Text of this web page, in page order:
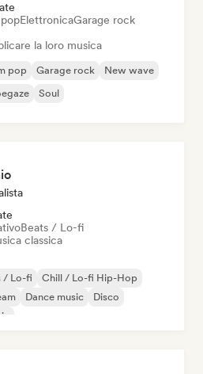
ElettronicaGarage rock
la loro musica
pop Garage rock
New wave
Soul
Beats / Lo-fi
classica
/ Lo-fi
Chill / Lo-fi Hip-Hop
Dance music
Disco